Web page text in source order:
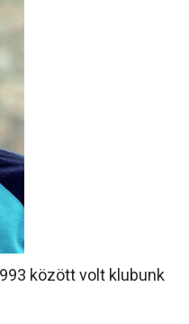
között volt klubunk